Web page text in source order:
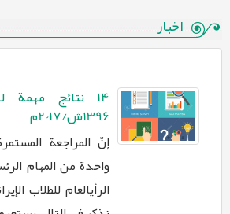
اخبار
14 نتائج
1396ش/2017م
إنّ المراجعة
واحدة من المهام